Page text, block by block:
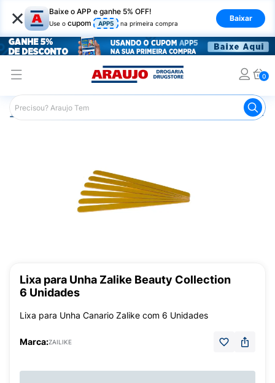
× Baixe o APP e ganhe 5% OFF!
Use o cupom APP5 na primeira compra
Baixar
0
Araujo Beleza e Cuidados Lixa
Lixa para Unha Zalike Beauty Collection
6 Unidades
Lixa para Unha Canario Zalike com 6 Unidades
Marca:ZAILIKE